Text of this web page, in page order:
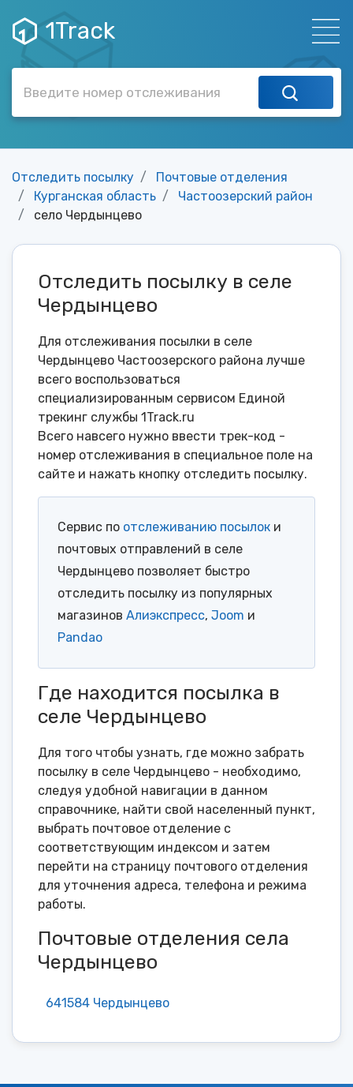
1Track
Отследить посылку
Почтовые отделения
Курганская область
Частоозерский район
село Чердынцево
Отследить посылку в селе
Чердынцево
Для отслеживания посылки в селе
Чердынцево Частоозерского района лучше
всего воспользоваться
специализированным сервисом Единой
трекинг службы 1Track.ru
Всего навсего нужно ввести трек-код -
номер отслеживания в специальное поле на
сайте и нажать кнопку отследить посылку.
Сервис по отслеживанию посылок и
почтовых отправлений в селе
Чердынцево позволяет быстро
отследить посылку из популярных
магазинов Алиэкспресс, Joom и
Pandao
Где находится посылка в
селе Чердынцево
Для того чтобы узнать, где можно забрать
посылку в селе Чердынцево - необходимо,
следуя удобной навигации в данном
справочнике, найти свой населенный пункт,
выбрать почтовое отделение с
соответствующим индексом и затем
перейти на страницу почтового отделения
для уточнения адреса, телефона и режима
работы.
Почтовые отделения села
Чердынцево
641584 Чердынцево